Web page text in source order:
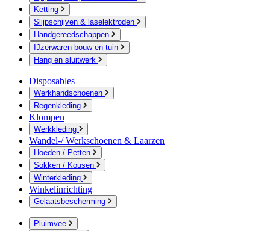
Ketting
Slijpschijven & laselektroden
Handgereedschappen
IJzerwaren bouw en tuin
Hang en sluitwerk
Disposables
Werkhandschoenen
Regenkleding
Klompen
Werkkleding
Wandel-/ Werkschoenen & Laarzen
Hoeden / Petten
Sokken / Kousen
Winterkleding
Winkelinrichting
Gelaatsbescherming
Pluimvee